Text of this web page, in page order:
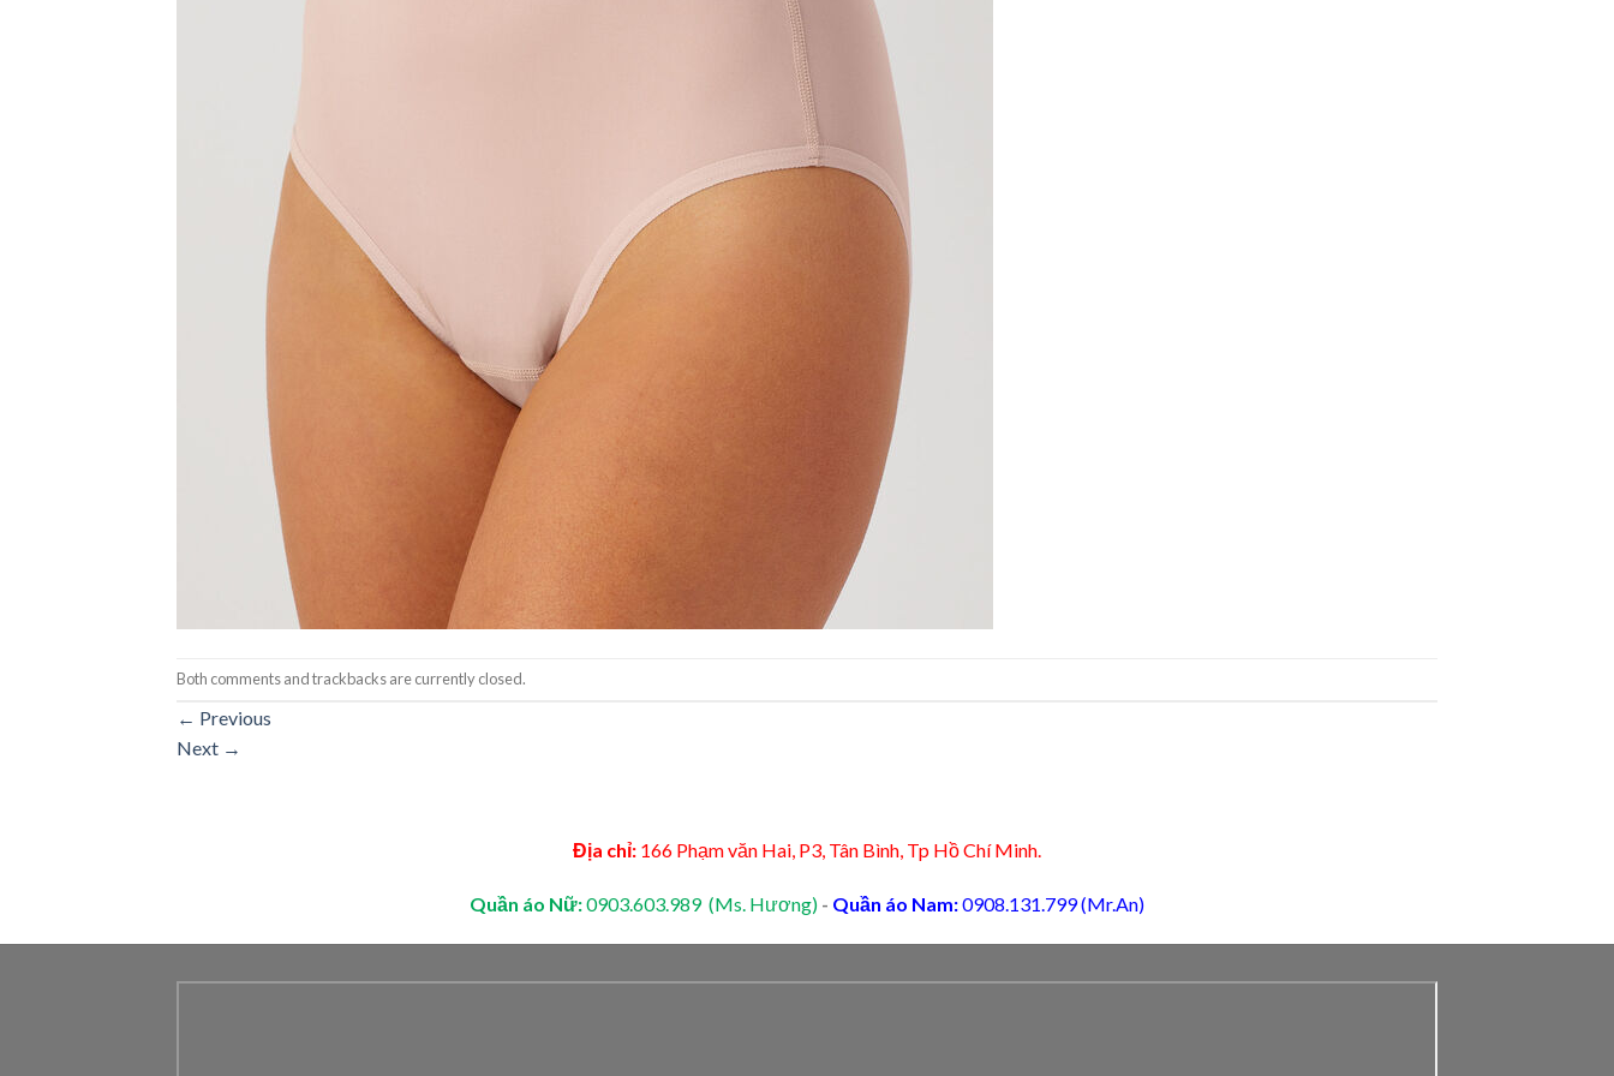
Both comments and trackbacks are currently closed.
← Previous
Next →
Địa chỉ: 166 Phạm văn Hai, P3, Tân Bình, Tp Hồ Chí Minh.
Quần áo Nữ:0903.603.989 (Ms. Hương) - Quần áo Nam:0908.131.799 (Mr.An)